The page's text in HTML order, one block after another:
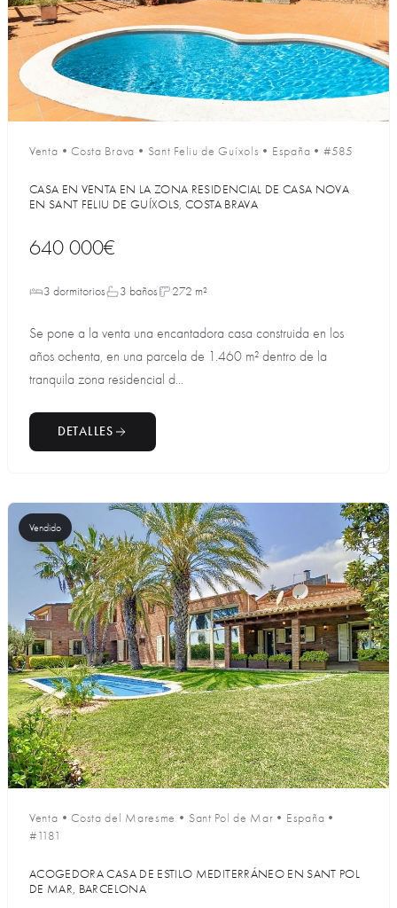
Venta •Costa Brava • Sant Feliu de Guíxols • España • #585
CASA EN VENTA EN LA ZONA RESIDENCIAL DE CASA NOVA
EN SANT FELIU DE GUÍXOLS, COSTA BRAVA
640 000€
3 dormitorios 3 baños 272 m²
Se pone a la venta una encantadora casa construida en los
años ochenta, en una parcela de 1.460 m² dentro de la
tranquila zona residencial d...
DETALLES
Vendido
Venta •Costa del Maresme • Sant Pol de Mar • España •
#1181
ACOGEDORA CASA DE ESTILO MEDITERRÁNEO EN SANT POL
DE MAR, BARCELONA